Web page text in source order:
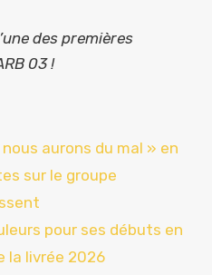
des premières
03 !
aurons du mal » en
sur le groupe
pour ses débuts en
la livrée 2026